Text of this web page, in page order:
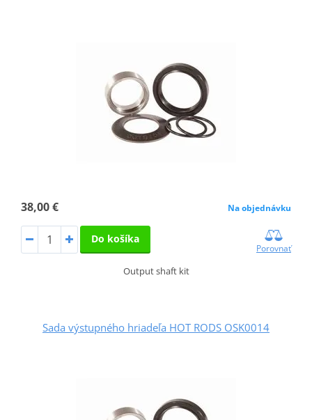
38,00 € Na objednávku
Do košíka
Porovnať
Output shaft kit
Sada výstupného hriadeľa HOT RODS OSK0014